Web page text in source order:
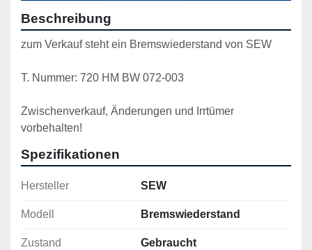
Beschreibung
zum Verkauf steht ein Bremswiederstand von SEW
T. Nummer: 720 HM BW 072-003
Zwischenverkauf, Änderungen und Irrtümer
vorbehalten!
Spezifikationen
Hersteller SEW
Modell Bremswiederstand
Zustand Gebraucht